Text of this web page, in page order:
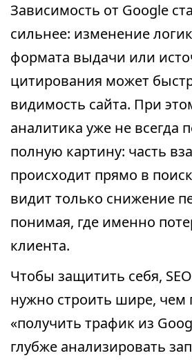
Зависимость от Google
сильнее: изменение
формата выдачи или
цитирования может
видимость сайта. При
аналитика уже не всегда
полную картину: часть
происходит прямо в
видит только снижение
понимая, где именно
клиента.
Чтобы защитить себя,
нужно строить шире, чем
«получить трафик из
глубже анализировать